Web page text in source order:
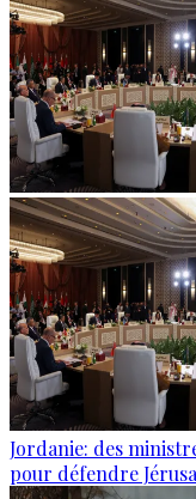
Jordanie: des
pour défendre